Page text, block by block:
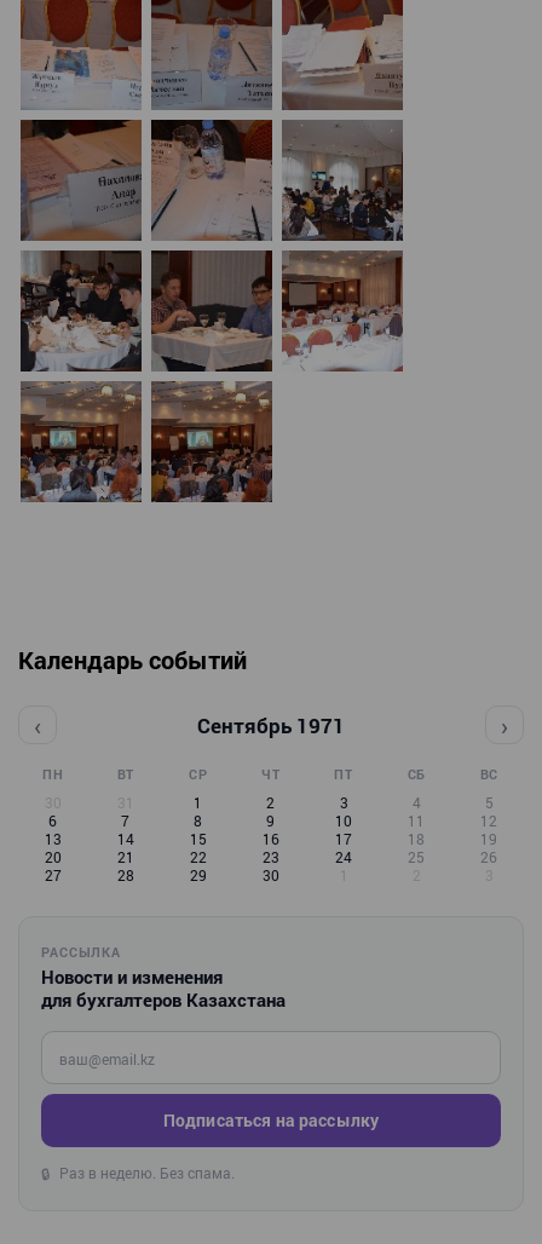
Календарь событий
‹ Сентябрь 1971 ›
ПН ВТ СР ЧТ ПТ СБ ВС
30 31 1 2 3 4
5
6
7 8 9 10 11
12
13
14 15 16 17 18
19
20
21 22 23 24 25
26
27
28 29 30 1 2 3
РАССЫЛКА
Новости и изменения
для бухгалтеров Казахстана
Введите ваш e-mail
Подписаться на рассылку
🔒 Раз в неделю. Без спама.